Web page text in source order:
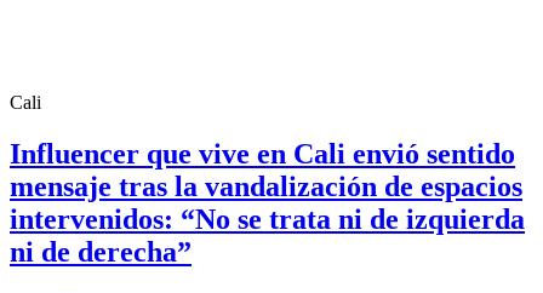
Cali
Influencer que vive en Cali envió sentido
mensaje tras la vandalización de espacios
intervenidos: “No se trata ni de izquierda
ni de derecha”